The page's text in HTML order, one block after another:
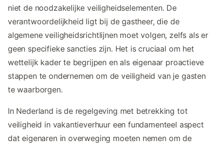
niet de noodzakelijke veiligheidselementen. De
verantwoordelijkheid ligt bij de gastheer, die de
algemene veiligheidsrichtlijnen moet volgen, zelfs als er
geen specifieke sancties zijn. Het is cruciaal om het
wettelijk kader te begrijpen en als eigenaar proactieve
stappen te ondernemen om de veiligheid van je gasten
te waarborgen.
In Nederland is de regelgeving met betrekking tot
veiligheid in vakantieverhuur een fundamenteel aspect
dat eigenaren in overweging moeten nemen om de